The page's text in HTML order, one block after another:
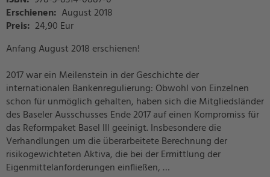
Erschienen: August 2018
Preis: 24,90 Eur
Anfang August 2018 erschienen!
2017 war ein Meilenstein in der Geschichte der
internationalen Bankenregulierung: Obwohl von Einzelnen
schon für unmöglich gehalten, haben sich die Mitgliedsländer
des Baseler Ausschusses Ende 2017 auf einen Kompromiss für
das Reformpaket Basel lll geeinigt. Insbesondere die
Verhandlungen um die überarbeitete Berechnung der
risikogewichteten Aktiva, die bei der Ermittlung der
Eigenmittelanforderungen einfließen, …